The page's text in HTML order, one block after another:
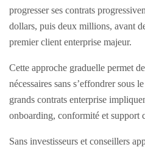
progresser ses contrats
dollars, puis deux millions, avant
premier client enterprise majeur.
Cette approche graduelle permet
nécessaires sans s’effondrer sous
grands contrats enterprise
onboarding, conformité et support
Sans investisseurs et conseillers